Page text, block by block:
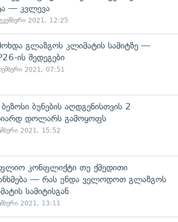
— კვლევა
2021, 12:25
გლაზგოს კლიმატის სამიტზე —
ის შედეგები
2021, 07:51
ბუნების აღდგენისთვის 2
დოლარს გამოყოფს
2021, 15:52
კონფლიქტი თუ ქმედითი
— რას უნდა ველოდოთ გლაზგოს
სამიტისგან
2021, 13:11